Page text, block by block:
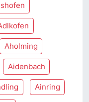
Aholming
Aidenbach
Ainring